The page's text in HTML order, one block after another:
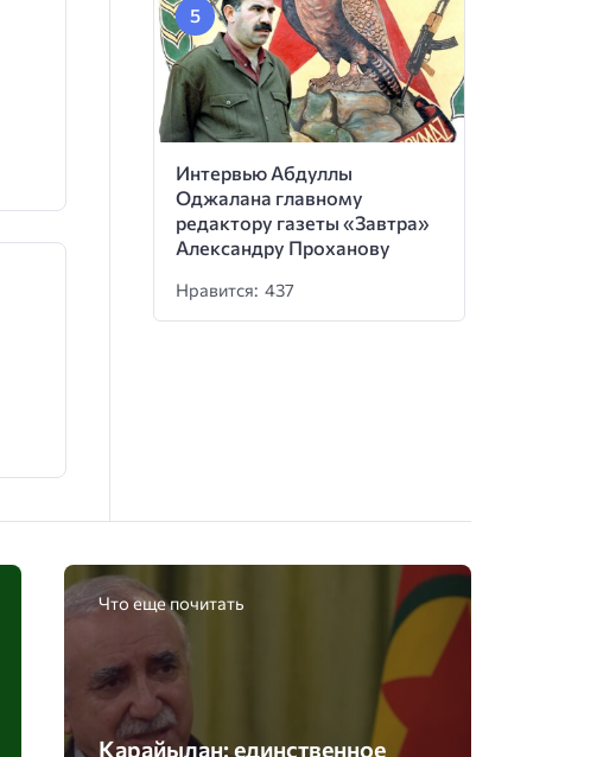
Интервью Абдуллы
Оджалана главному
редактору газеты «Завтра»
Александру Проханову
Нравится: 437
Что еще почитать
Карайылан: единственное